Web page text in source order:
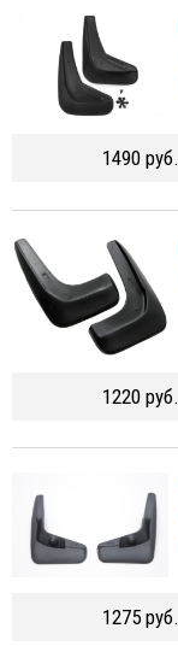
1490 руб.
1220 руб.
1275 руб.